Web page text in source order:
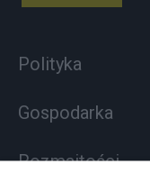
Polityka
Gospodarka
Rozmaitości